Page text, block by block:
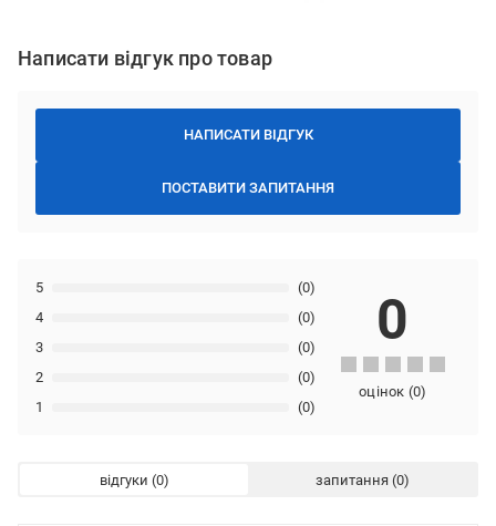
Написати відгук про товар
НАПИСАТИ ВІДГУК
ПОСТАВИТИ ЗАПИТАННЯ
1 (0)
2 (0)
3 (0)
4 (0)
5 (0)
0
оцінок (0)
відгуки запитання